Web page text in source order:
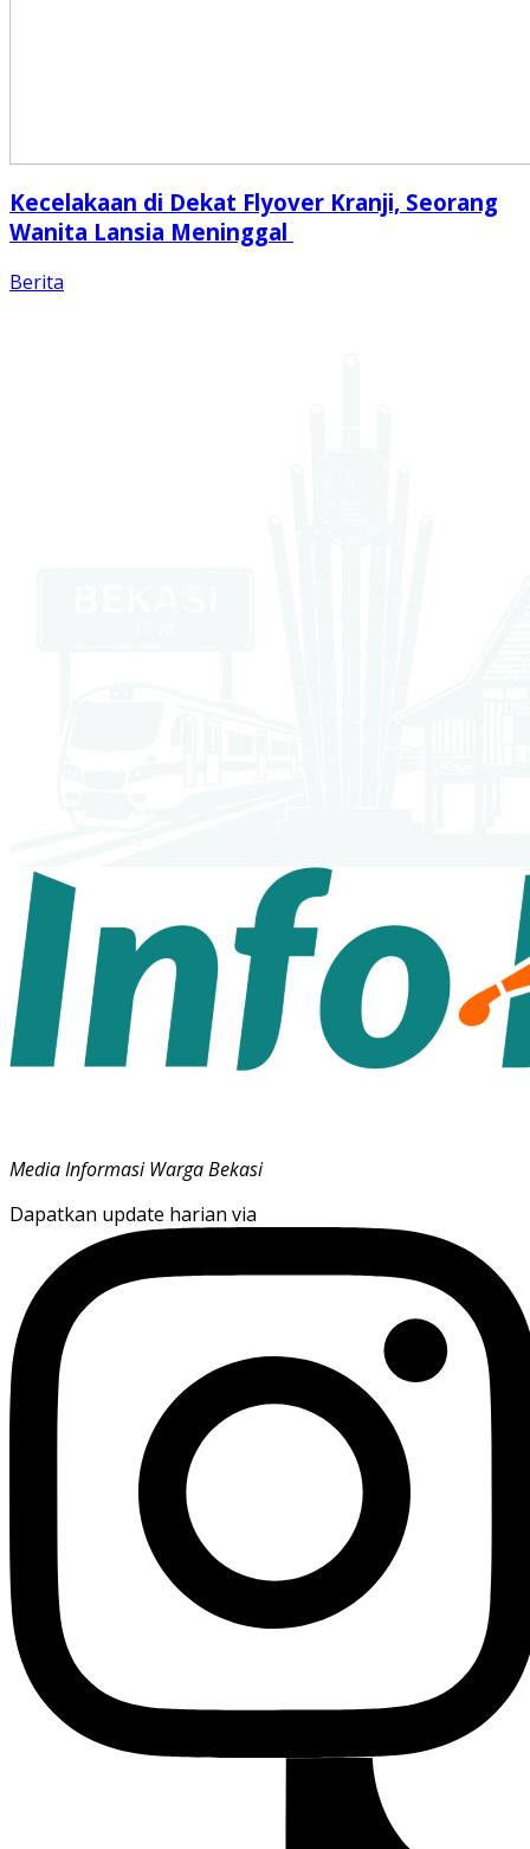
Kecelakaan di Dekat Flyover Kranji, Seorang
Wanita Lansia Meninggal
Berita
Media Informasi Warga Bekasi
Dapatkan update harian via